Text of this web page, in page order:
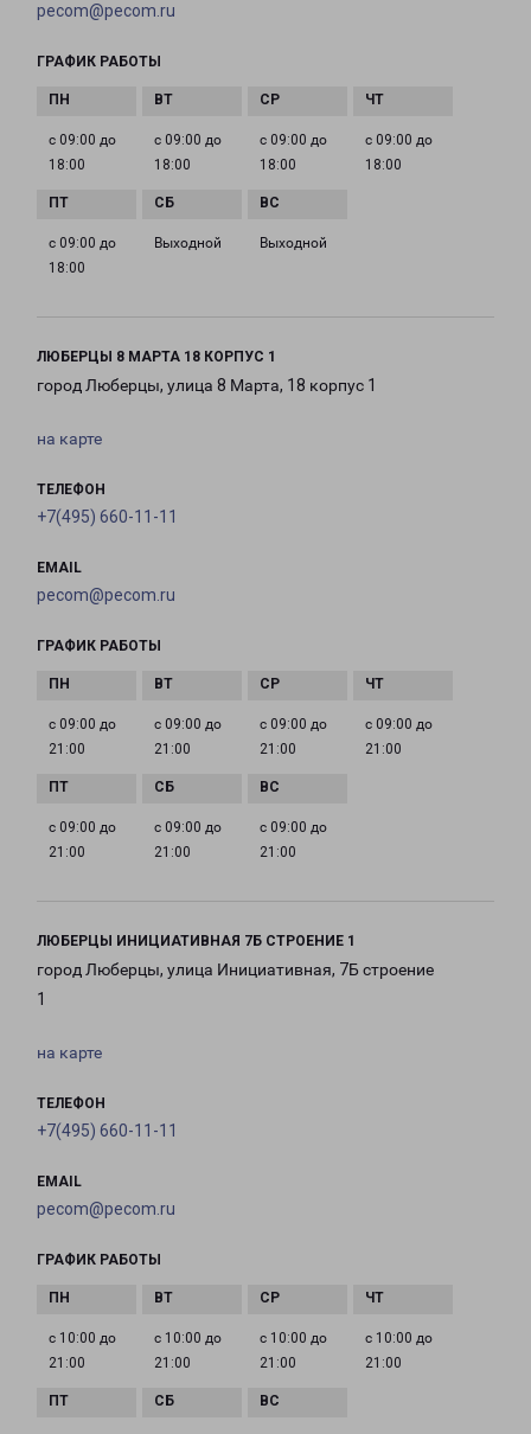
pecom@pecom.ru
ГРАФИК РАБОТЫ
с 09:00 до
18:00
с 09:00 до
18:00
с 09:00 до
18:00
с 09:00 до
18:00
с 09:00 до
18:00
Выходной Выходной
ЛЮБЕРЦЫ 8 МАРТА 18 КОРПУС 1
город Люберцы, улица 8 Марта, 18 корпус 1
на карте
ТЕЛЕФОН
+7(495) 660-11-11
EMAIL
pecom@pecom.ru
ГРАФИК РАБОТЫ
с 09:00 до
21:00
с 09:00 до
21:00
с 09:00 до
21:00
с 09:00 до
21:00
с 09:00 до
21:00
с 09:00 до
21:00
с 09:00 до
21:00
ЛЮБЕРЦЫ ИНИЦИАТИВНАЯ 7Б СТРОЕНИЕ 1
город Люберцы, улица Инициативная, 7Б строение
1
на карте
ТЕЛЕФОН
+7(495) 660-11-11
EMAIL
pecom@pecom.ru
ГРАФИК РАБОТЫ
с 10:00 до
21:00
с 10:00 до
21:00
с 10:00 до
21:00
с 10:00 до
21:00